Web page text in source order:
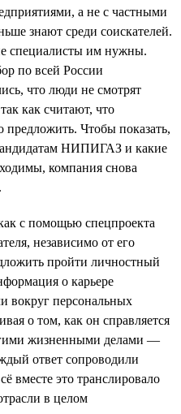
а не с частными
знают среди соискателей.
специалисты им нужны.
по всей России
что люди не смотрят
как считают, что
Чтобы показать,
НИПИГАЗ и какие
компания снова
с помощью спецпроекта
независимо от его
пройти личностный
о карьере
вокруг персональных
о том, как он справляется
жизненными делами —
ответ сопроводили
вместе это транслировало
в целом